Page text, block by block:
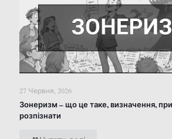
27 Червня, 2026
Зонеризм – що це таке, визначення,
розпізнати